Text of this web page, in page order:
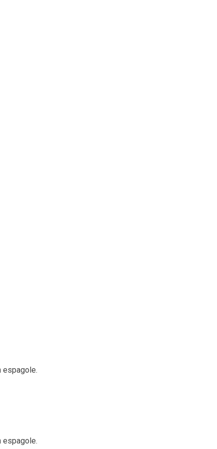
espagole.
espagole.